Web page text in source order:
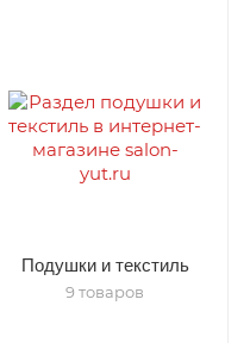
Подушки и текстиль
9 товаров